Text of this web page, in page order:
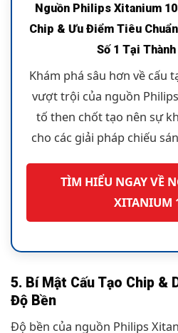
Nguồn Philips Xitanium
Chip & Ưu Điểm Tiêu
Số 1 Tại
Khám phá sâu hơn về cấu
vượt trội của nguồn
tố then chốt tạo nên sự
cho các giải pháp chiếu
TÌM HIỂU NGAY VỀ
XITANIUM
5. Bí Mật Cấu Tạo Chip &
Độ Bền
Độ bền của nguồn Philips